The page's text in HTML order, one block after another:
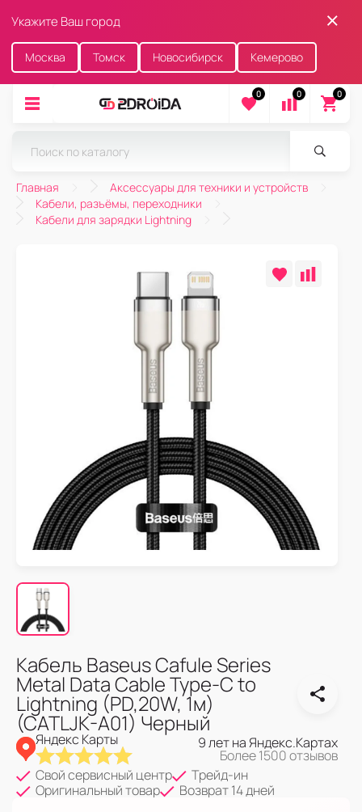
Укажите Ваш город
Москва Томск Новосибирск Кемерово
0 0 0
Главная
Аксессуары для техники и устройств
Кабели, разъёмы, переходники
Кабели для зарядки Lightning
Кабель Baseus Cafule Series
Metal Data Cable Type-C to
Lightning (PD,20W, 1м)
(CATLJK-A01) Черный
Яндекс Карты 9 лет на Яндекс.Картах
Более 1500 отзывов
Свой сервисный центр
Трейд-ин
Оригинальный товар
Возврат 14 дней